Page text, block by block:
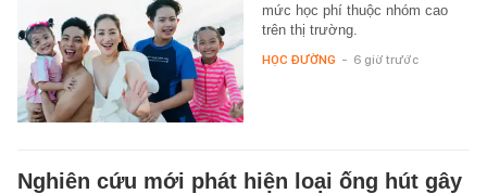
mức học phí thuộc nhóm cao
trên thị trường.
HỌC ĐƯỜNG - 6 giờ trước
Nghiên cứu mới phát hiện loại ống hút gây